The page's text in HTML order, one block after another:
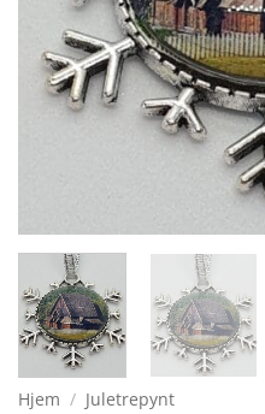
Hjem / Juletrepynt